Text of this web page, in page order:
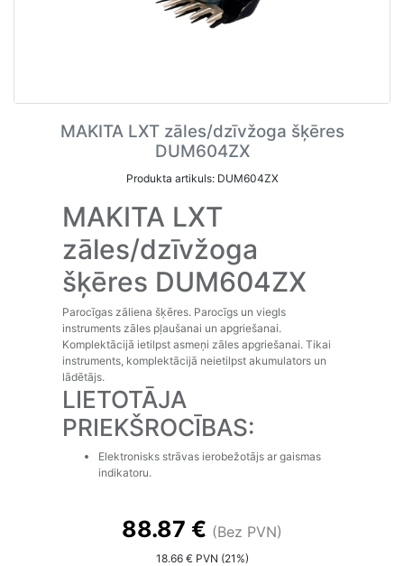
MAKITA LXT zāles/dzīvžoga šķēres
DUM604ZX
Produkta artikuls: DUM604ZX
MAKITA LXT
zāles/dzīvžoga
šķēres DUM604ZX
Parocīgas zāliena šķēres. Parocīgs un viegls
instruments zāles pļaušanai un apgriešanai.
Komplektācijā ietilpst asmeņi zāles apgriešanai. Tikai
instruments, komplektācijā neietilpst akumulators un
lādētājs.
LIETOTĀJA
PRIEKŠROCĪBAS:
Elektronisks strāvas ierobežotājs ar gaismas
indikatoru.
88.87 € (Bez PVN)
18.66 € PVN (21%)